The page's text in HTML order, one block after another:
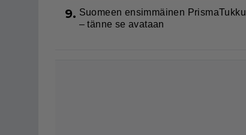
9. Suomeen ensimmäinen PrismaTukku
– tänne se avataan